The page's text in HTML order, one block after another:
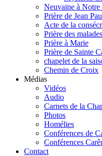
Neuvaine à
Prière de Jean
Acte de la
Prière des malades
Prière à Marie
Prière de Sainte
chapelet de la
Chemin de Croix
Médias
Vidéos
Audio
Carnets de la
Photos
Homélies
Conférences de
Conférences
Contact